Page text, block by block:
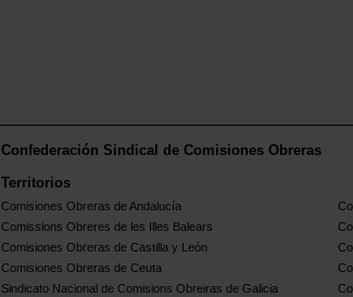
Confederación Sindical de Comisiones Obreras
Territorios
Comisiones Obreras de Andalucía
Comissions Obreres de les Illes Balears
Comisiones Obreras de Castilla y León
Comisiones Obreras de Ceuta
Sindicato Nacional de Comisions Obreiras de Galicia